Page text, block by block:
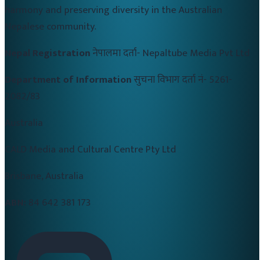
harmony and preserving diversity in the Australian
Nepalese community.
Nepal Registrationनेपालमा दर्ता- Nepaltube Media Pvt Ltd
Department of Informationसुचना विभाग दर्ता नं- 5261-
2082/83
Australia
CALD Media and Cultural Centre Pty Ltd
Brisbane, Australia
84 642 381 173